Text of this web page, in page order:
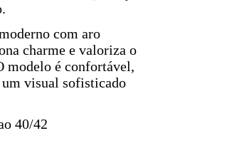
com aro
charme e valoriza o
modelo é confortável,
visual sofisticado
40/42